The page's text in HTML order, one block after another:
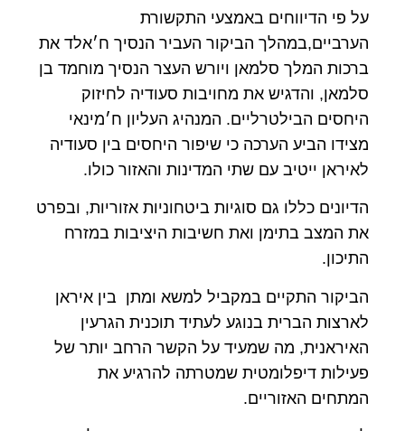
על פי הדיווחים באמצעי התקשורת
הערביים,במהלך הביקור העביר הנסיך ח׳אלד את
ברכות המלך סלמאן ויורש העצר הנסיך מוחמד בן
סלמאן, והדגיש את מחויבות סעודיה לחיזוק
היחסים הבילטרליים. המנהיג העליון ח׳מינאי
מצידו הביע הערכה כי שיפור היחסים בין סעודיה
לאיראן ייטיב עם שתי המדינות והאזור כולו.
הדיונים כללו גם סוגיות ביטחוניות אזוריות, ובפרט
את המצב בתימן ואת חשיבות היציבות במזרח
התיכון.
הביקור התקיים במקביל למשא ומתן בין איראן
לארצות הברית בנוגע לעתיד תוכנית הגרעין
האיראנית, מה שמעיד על הקשר הרחב יותר של
פעילות דיפלומטית שמטרתה להרגיע את
המתחים האזוריים.